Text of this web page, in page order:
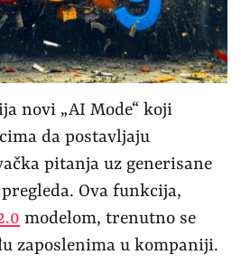
novi „AI Mode“ koji
da postavljaju
pitanja uz generisane
Ova funkcija,
modelom, trenutno se
zaposlenima u kompaniji.